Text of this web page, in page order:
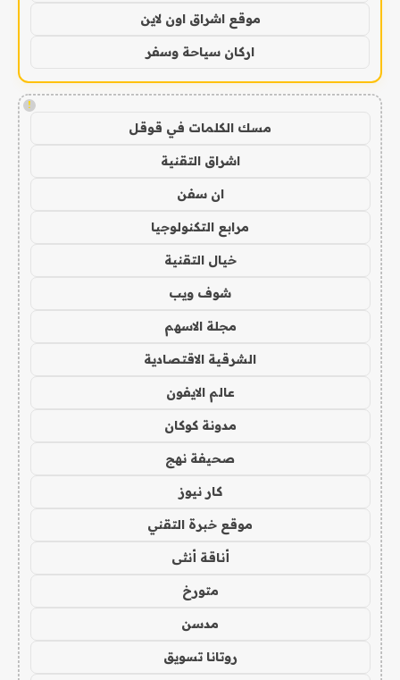
موقع اشراق اون لاين
اركان سياحة وسفر
!
مسك الكلمات في قوقل
اشراق التقنية
ان سفن
مرابع التكنولوجيا
خيال التقنية
شوف ويب
مجلة الاسهم
الشرقية الاقتصادية
عالم الايفون
مدونة كوكان
صحيفة نهج
كار نيوز
موقع خبرة التقني
أناقة أنثى
متورخ
مدسن
روتانا تسويق